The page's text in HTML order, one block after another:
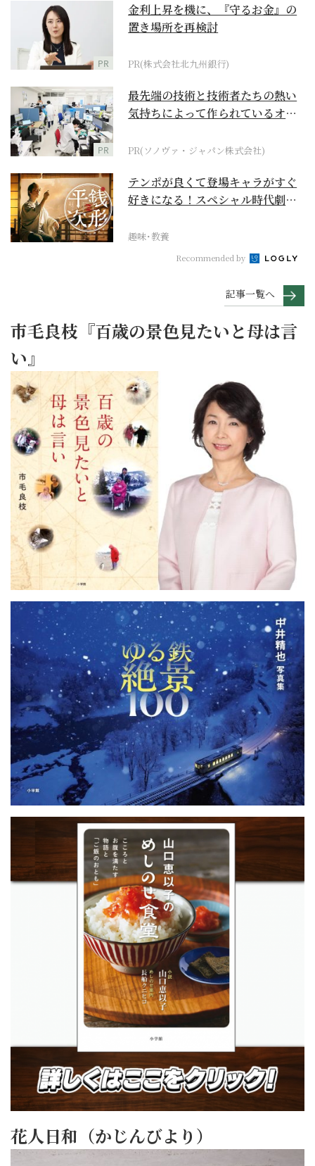
PR
金利上昇を機に、『守るお金』の
置き場所を再検討
PR(株式会社北九州銀行)
PR
最先端の技術と技術者たちの熱い
気持ちによって作られているオー
PR(ソノヴァ・ジャパン株式会社)
テンポが良くて登場キャラがすぐ
好きになる！スペシャル時代劇
趣味･教養
Recommended by
記事一覧へ
市毛良枝『百歳の景色見たいと母は言
い』
花人日和（かじんびより）